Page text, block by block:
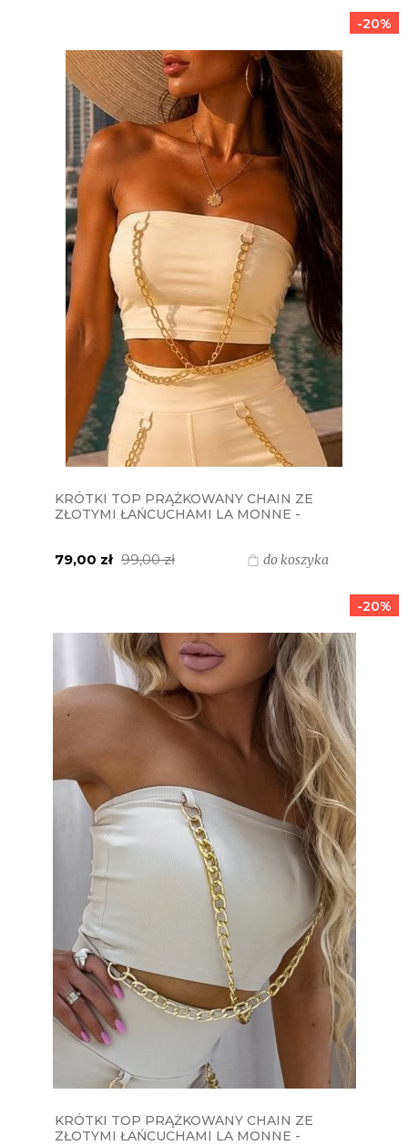
KRÓTKI TOP PRĄŻKOWANY CHAIN ZE
ZŁOTYMI ŁAŃCUCHAMI LA MONNE -
79,00 zł 99,00 zł do koszyka
-20%
KRÓTKI TOP PRĄŻKOWANY CHAIN ZE
ZŁOTYMI ŁAŃCUCHAMI LA MONNE -
-20%